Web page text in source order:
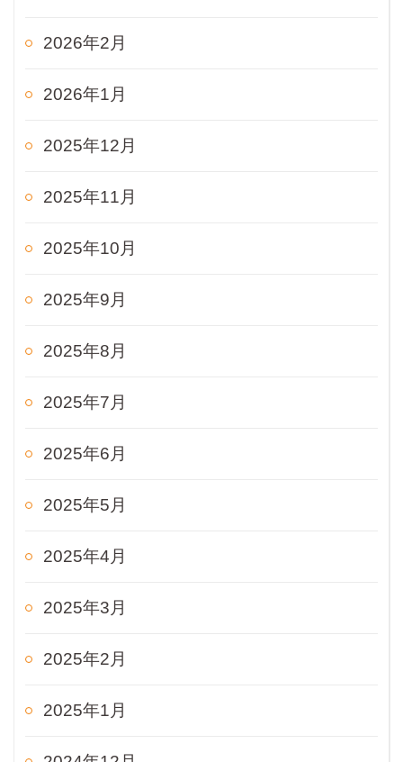
2026年2月
2026年1月
2025年12月
2025年11月
2025年10月
2025年9月
2025年8月
2025年7月
2025年6月
2025年5月
2025年4月
2025年3月
2025年2月
2025年1月